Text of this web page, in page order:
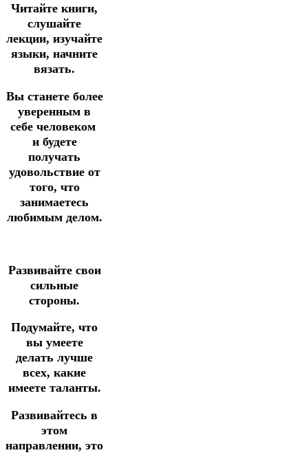
Читайте книги,
слушайте
лекции, изучайте
языки, начните
вязать.
Вы станете более
уверенным в
себе человеком
и будете
получать
удовольствие от
того, что
занимаетесь
любимым делом.
Развивайте свои
сильные
стороны.
Подумайте, что
вы умеете
делать лучше
всех, какие
имеете таланты.
Развивайтесь в
этом
направлении, это